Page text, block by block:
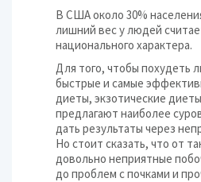
В США около 30%
лишний вес у людей
национального характера.
Для того, чтобы похудеть
быстрые и самые
диеты, экзотические
предлагают наиболее
дать результаты через
Но стоит сказать, что от
довольно неприятные
до проблем с почками и